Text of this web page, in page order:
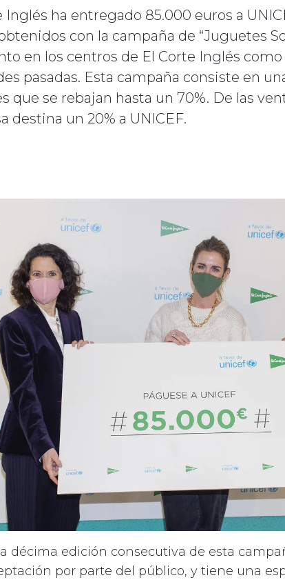
Inglés ha entregado 85.000 euros a
con la campaña de “Juguetes
en los centros de El Corte Inglés
pasadas. Esta campaña consiste en
que se rebajan hasta un 70%. De las
destina un 20% a UNICEF.
décima edición consecutiva de esta
por parte del público, y tiene una